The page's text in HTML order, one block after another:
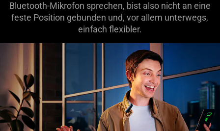
Bluetooth-Mikrofon sprechen, bist also nicht an eine
feste Position gebunden und, vor allem unterwegs,
einfach flexibler.